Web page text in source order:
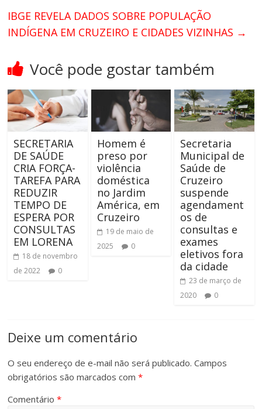
IBGE REVELA DADOS SOBRE POPULAÇÃO
INDÍGENA EM CRUZEIRO E CIDADES VIZINHAS →
Você pode gostar também
SECRETARIA
DE SAÚDE
CRIA FORÇA-
TAREFA PARA
REDUZIR
TEMPO DE
ESPERA POR
CONSULTAS
EM LORENA
18 de novembro
de 2022
0
Homem é
preso por
violência
doméstica
no Jardim
América, em
Cruzeiro
19 de maio de
2025
0
Secretaria
Municipal de
Saúde de
Cruzeiro
suspende
agendament
os de
consultas e
exames
eletivos fora
da cidade
23 de março de
2020
0
Deixe um comentário
O seu endereço de e-mail não será publicado. Campos
obrigatórios são marcados com*
Comentário*